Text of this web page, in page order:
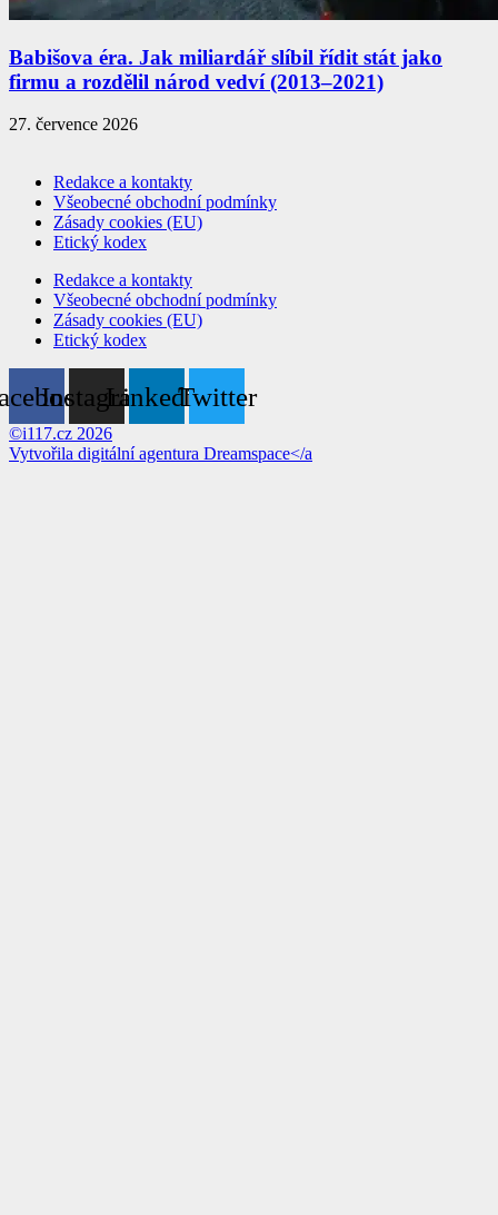
Babišova éra. Jak miliardář slíbil řídit stát jako
firmu a rozdělil národ vedví (2013–2021)
27. července 2026
Redakce a kontakty
Všeobecné obchodní podmínky
Zásady cookies (EU)
Etický kodex
Redakce a kontakty
Všeobecné obchodní podmínky
Zásady cookies (EU)
Etický kodex
InstagramLinkedinTwitter
©i117.cz 2026
Vytvořila digitální agentura Dreamspace</a